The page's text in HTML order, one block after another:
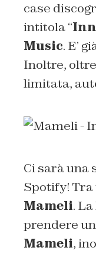
case
intitola “
Music. E’
Inoltre,
limitata,
Ci sarà una
Spotify!
Mameli.
prendere
Mameli,